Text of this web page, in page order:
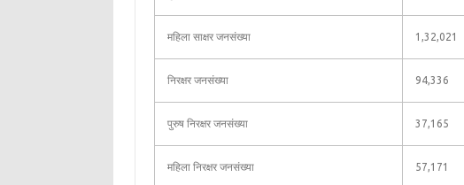
महिला साक्षर जनसंख्या 1,32,021
निरक्षर जनसंख्या 94,336
पुरुष निरक्षर जनसंख्या 37,165
महिला निरक्षर जनसंख्या 57,171